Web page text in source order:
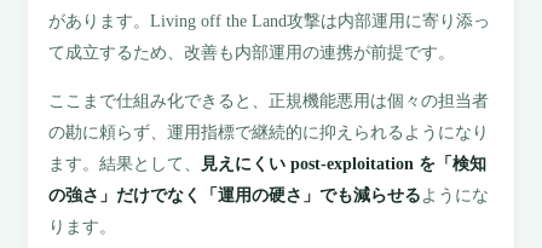
があります。Living off the Land攻撃は内部運用に寄り添っ
て成立するため、改善も内部運用の連携が前提です。
ここまで仕組み化できると、正規機能悪用は個々の担当者
の勘に頼らず、運用指標で継続的に抑えられるようになり
ます。結果として、
見えにくい post-exploitation を「検知
の強さ」だけでなく「運用の硬さ」でも減らせるようにな
ります。